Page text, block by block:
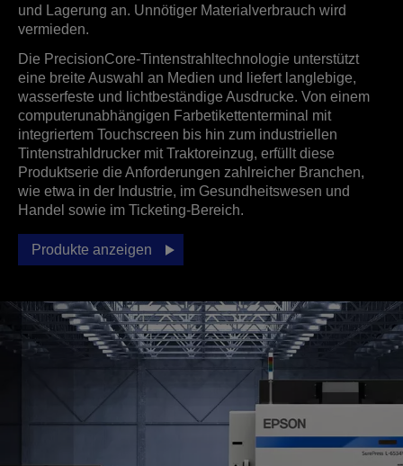
und Lagerung an. Unnötiger Materialverbrauch wird
vermieden.
Die PrecisionCore-Tintenstrahltechnologie unterstützt
eine breite Auswahl an Medien und liefert langlebige,
wasserfeste und lichtbeständige Ausdrucke. Von einem
computerunabhängigen Farbetikettenterminal mit
integriertem Touchscreen bis hin zum industriellen
Tintenstrahldrucker mit Traktoreinzug, erfüllt diese
Produktserie die Anforderungen zahlreicher Branchen,
wie etwa in der Industrie, im Gesundheitswesen und
Handel sowie im Ticketing-Bereich.
Produkte anzeigen